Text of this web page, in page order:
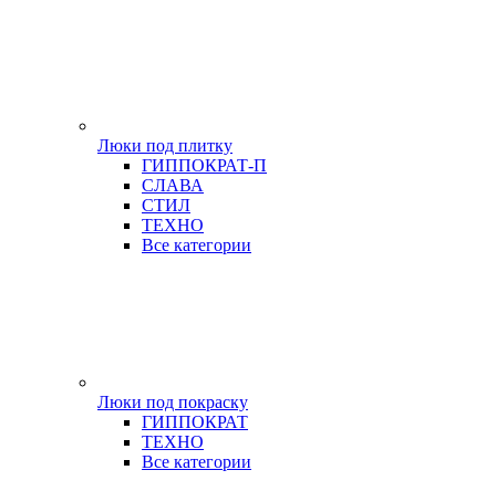
Люки под плитку
ГИППОКРАТ-П
СЛАВА
СТИЛ
ТЕХНО
Все категории
Люки под покраску
ГИППОКРАТ
ТЕХНО
Все категории